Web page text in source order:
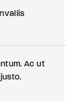
Ac ut